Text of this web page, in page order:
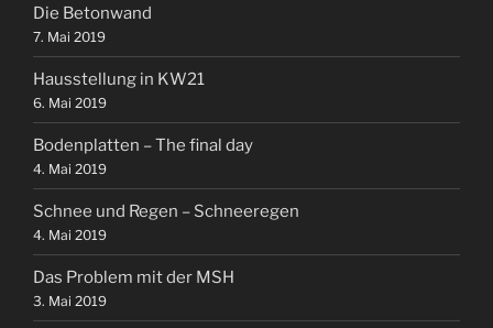
Die Betonwand
7. Mai 2019
Hausstellung in KW21
6. Mai 2019
Bodenplatten – The final day
4. Mai 2019
Schnee und Regen – Schneeregen
4. Mai 2019
Das Problem mit der MSH
3. Mai 2019